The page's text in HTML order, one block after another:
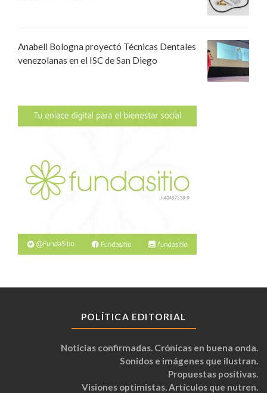
Anabell Bologna proyectó Técnicas Dentales
venezolanas en el ISC de San Diego
POLÍTICA EDITORIAL
Noticias confirmadas. Crónicas en buena onda.
Sonidos e imágenes que ilustran.
Propuestas positivas.
Visiones optimistas. Artículos que nutren.